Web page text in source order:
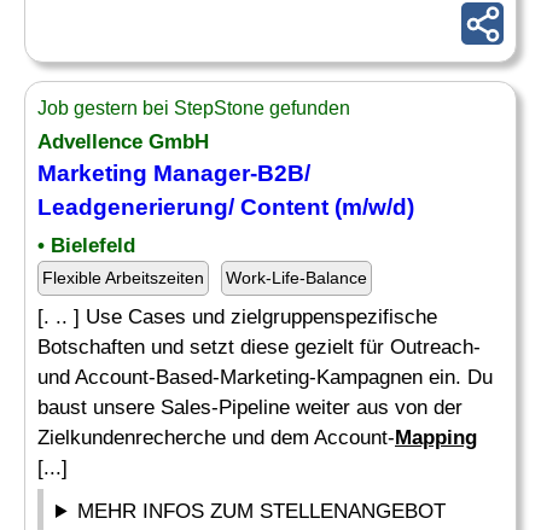
Job gestern bei StepStone gefunden
Advellence GmbH
Marketing Manager-B2B/
Leadgenerierung/ Content (m/w/d)
• Bielefeld
Flexible Arbeitszeiten Work-Life-Balance
[. .. ] Use Cases und zielgruppenspezifische
Botschaften und setzt diese gezielt für Outreach-
und Account-Based-Marketing-Kampagnen ein. Du
baust unsere Sales-Pipeline weiter aus von der
Zielkundenrecherche und dem Account-Mapping
[...]
MEHR INFOS ZUM STELLENANGEBOT